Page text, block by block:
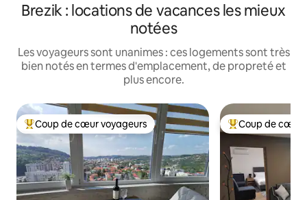
Brezik : locations de vacances les mieux
notées
Les voyageurs sont unanimes : ces logements sont très
bien notés en termes d'emplacement, de propreté et
plus encore.
Coups de cœur voyageurs les plus appréciés
Coup de cœur voyageurs Coups de cœur
Coup de cœur